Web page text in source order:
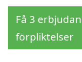
Få 3
förpliktelser